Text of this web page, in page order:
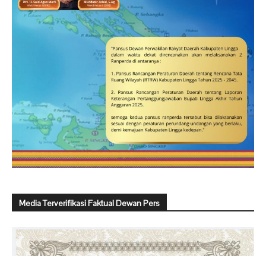
Media Terverifikasi Faktual Dewan Pers